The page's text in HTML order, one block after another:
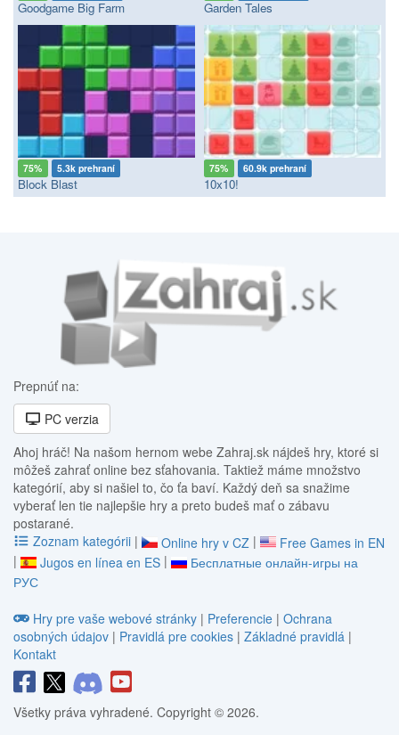
Goodgame Big Farm Garden Tales
75% 5.3k prehraní
Block Blast
75% 60.9k prehraní
10x10!
Prepnúť na:
PC verzia
Ahoj hráč! Na našom hernom webe Zahraj.sk nájdeš hry, ktoré si
môžeš zahrať online bez sťahovania. Taktiež máme množstvo
kategórií, aby si našiel to, čo ťa baví. Každý deň sa snažime
vyberať len tie najlepšie hry a preto budeš mať o zábavu
postarané.
Zoznam kategórii | Online hry v CZ |
Free Games in EN
|
Jugos en línea en ES |
Бесплатные онлайн-игры на
РУС
Hry pre vaše webové stránky | Preferencie | Ochrana
osobných údajov | Pravidlá pre cookies | Základné pravidlá |
Kontakt
Všetky práva vyhradené. Copyright © 2026.